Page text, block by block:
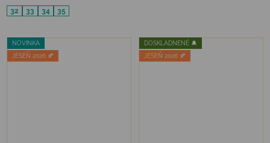
32
33 34 35
NOVINKA
JESEŇ 2026 🍂
DOSKLADNENÉ 🔔
JESEŇ 2026 🍂